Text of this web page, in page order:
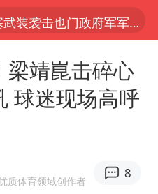
东航：国内客票提前14天免费退改
海豚中心风力增强
阿勒泰八月能滑雪”不实
梁靖崑击碎心
球迷现场高呼
质体育领域创作者
8